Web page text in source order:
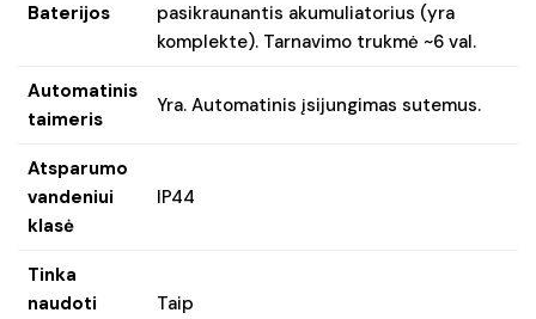
Baterijos
pasikraunantis akumuliatorius (yra
komplekte). Tarnavimo trukmė ~6 val.
Automatinis
taimeris
Yra. Automatinis įsijungimas sutemus.
Atsparumo
vandeniui
klasė
IP44
Tinka
naudoti
Taip